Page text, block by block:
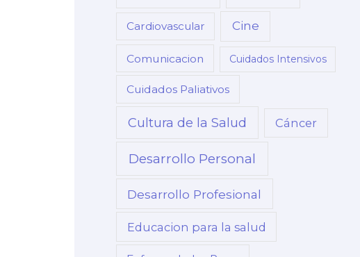
Cardiovascular Cine
Comunicacion Cuidados Intensivos
Cuidados Paliativos
Cultura de la Salud Cáncer
Desarrollo Personal
Desarrollo Profesional
Educacion para la salud